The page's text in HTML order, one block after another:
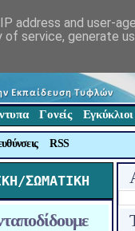
Γονείς Εγκύκλιοι
RSS
ΣΩΜΑΤΙΚΗ
address and user-
service, generate